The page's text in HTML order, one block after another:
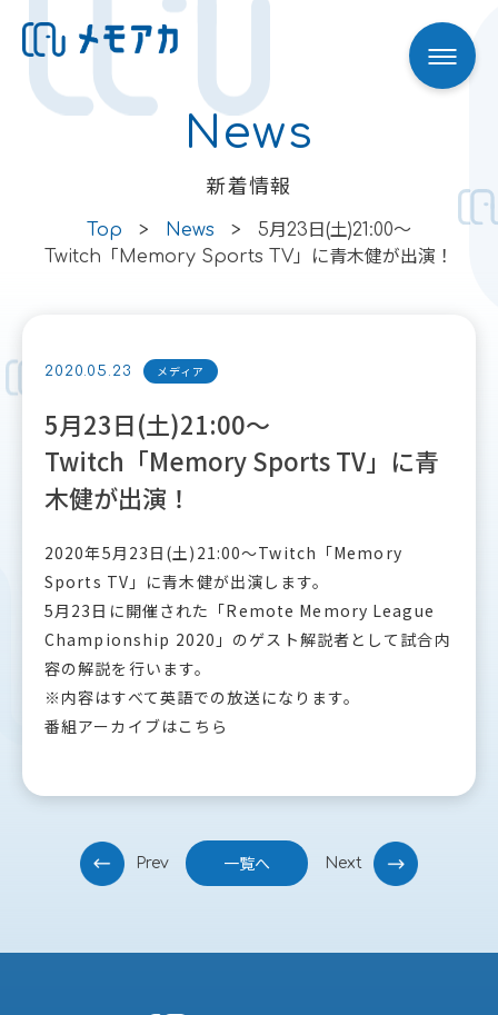
Skip to content News
新着情報
Top > News >
5月23日(土)21:00〜
Twitch「Memory Sports TV」に青木健が出演！
2020.05.23 メディア
5月23日(土)21:00〜
Twitch「Memory Sports TV」に青
木健が出演！
2020年5月23日(土)21:00〜Twitch「Memory
Sports TV」に青木健が出演します。
5月23日に開催された「Remote Memory League
Championship 2020」のゲスト解説者として試合内
容の解説を行います。
※内容はすべて英語での放送になります。
番組アーカイブはこちら
ゲ
Prev 一覧へ Next